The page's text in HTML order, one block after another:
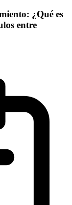
¿Qué es
entre